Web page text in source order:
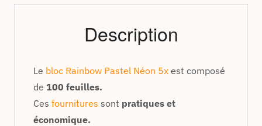
Description
Le bloc Rainbow Pastel Néon 5x est composé
de 100 feuilles.
Ces fournitures sont pratiques et
économique.